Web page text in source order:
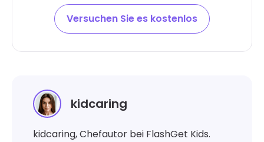
Versuchen Sie es kostenlos
kidcaring
kidcaring, Chefautor bei FlashGet Kids.